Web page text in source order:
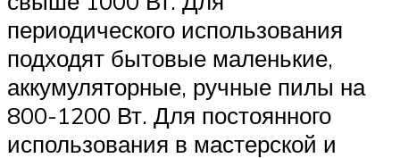
периодического использования
подходят бытовые маленькие,
аккумуляторные, ручные пилы на
800-1200 Вт. Для постоянного
использования в мастерской и